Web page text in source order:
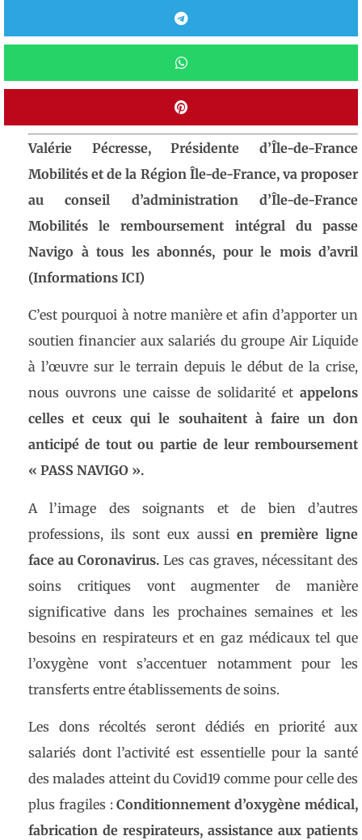
Valérie Pécresse, Présidente d’Île-de-France
Mobilités et de la Région Île-de-France, va proposer
au conseil d’administration d’Île-de-France
Mobilités le remboursement intégral du passe
Navigo à tous les abonnés, pour le mois d’avril
(Informations ICI)
C’est pourquoi à notre manière et afin d’apporter un
soutien financier aux salariés du groupe Air Liquide
à l’œuvre sur le terrain depuis le début de la crise,
nous ouvrons une caisse de solidarité et appelons
celles et ceux qui le souhaitent à faire un don
anticipé de tout ou partie de leur remboursement
« PASS NAVIGO ».
A l’image des soignants et de bien d’autres
professions, ils sont eux aussi en première ligne
face au Coronavirus. Les cas graves, nécessitant des
soins critiques vont augmenter de manière
significative dans les prochaines semaines et les
besoins en respirateurs et en gaz médicaux tel que
l’oxygène vont s’accentuer notamment pour les
transferts entre établissements de soins.
Les dons récoltés seront dédiés en priorité aux
salariés dont l’activité est essentielle pour la santé
des malades atteint du Covid19 comme pour celle des
plus fragiles :Conditionnement d’oxygène médical,
fabrication de respirateurs, assistance aux patients